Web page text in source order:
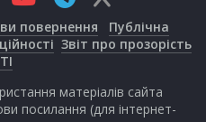
повернення
Публічна
Звіт про прозорість
матеріалів сайта
посилання (для інтернет-